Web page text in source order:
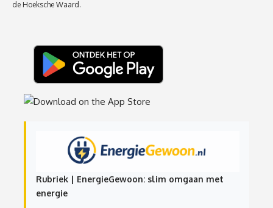
de Hoeksche Waard.
Rubriek | EnergieGewoon: slim omgaan met
energie